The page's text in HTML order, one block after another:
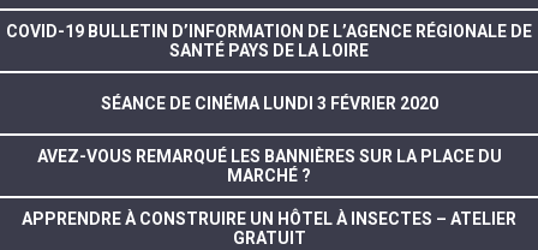
COVID-19 BULLETIN D’INFORMATION DE L’AGENCE RÉGIONALE DE
SANTÉ PAYS DE LA LOIRE
SÉANCE DE CINÉMA LUNDI 3 FÉVRIER 2020
AVEZ-VOUS REMARQUÉ LES BANNIÈRES SUR LA PLACE DU
MARCHÉ ?
APPRENDRE À CONSTRUIRE UN HÔTEL À INSECTES – ATELIER
GRATUIT